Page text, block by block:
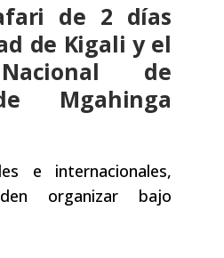
de 2 días
de Kigali y el
de
Mgahinga
e internacionales,
organizar bajo